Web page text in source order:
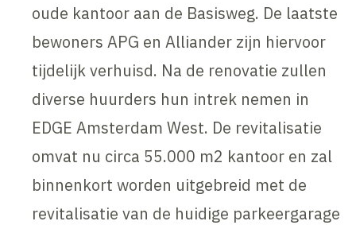
oude kantoor aan de Basisweg. De laatste
bewoners APG en Alliander zijn hiervoor
tijdelijk verhuisd. Na de renovatie zullen
diverse huurders hun intrek nemen in
EDGE Amsterdam West. De revitalisatie
omvat nu circa 55.000 m2 kantoor en zal
binnenkort worden uitgebreid met de
revitalisatie van de huidige parkeergarage